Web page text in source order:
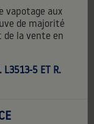
vapotage aux
de majorité
de la vente en
L3513-5 ET R.